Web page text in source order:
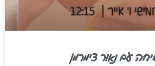
עם נאור צימרמן